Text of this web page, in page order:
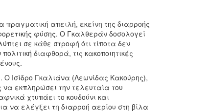
απειλή, εκείνη της διαρροής
φύσης. Ο Γκαλθεράν δοσολογεί
σε κάθε στροφή ότι τίποτα δεν
διαφθορά, τις κακοποιητικές
Ισίδρο Γκαλιάνα (Λεωνίδας Κακούρης),
εκπληρώσει την τελευταία του
χτυπάει το κουδούνι και
να ελέγξει τη διαρροή αερίου στη βίλα